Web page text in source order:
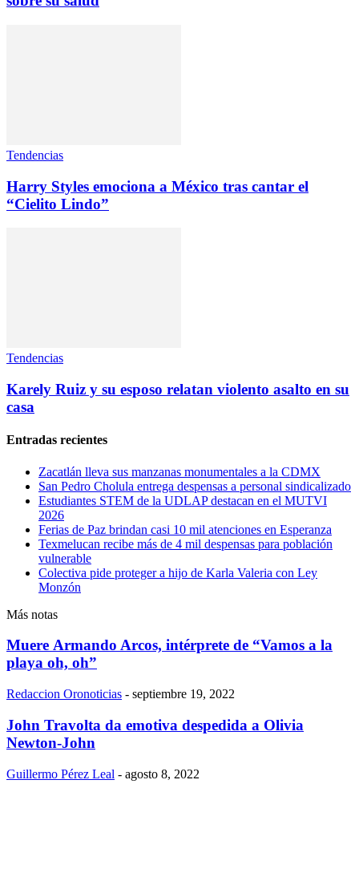
Tendencias
Harry Styles emociona a México tras cantar el
“Cielito Lindo”
Tendencias
Karely Ruiz y su esposo relatan violento asalto en su
casa
Entradas recientes
Zacatlán lleva sus manzanas monumentales a la CDMX
San Pedro Cholula entrega despensas a personal sindicalizado
Estudiantes STEM de la UDLAP destacan en el MUTVI
2026
Ferias de Paz brindan casi 10 mil atenciones en Esperanza
Texmelucan recibe más de 4 mil despensas para población
vulnerable
Colectiva pide proteger a hijo de Karla Valeria con Ley
Monzón
Más notas
Muere Armando Arcos, intérprete de “Vamos a la
playa oh, oh”
Redaccion Oronoticias - septiembre 19, 2022
John Travolta da emotiva despedida a Olivia
Newton-John
Guillermo Pérez Leal - agosto 8, 2022